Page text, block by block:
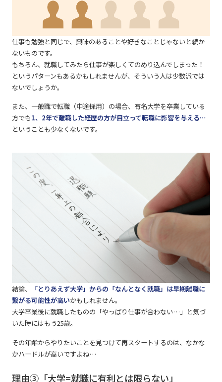
仕事も勉強と同じで、興味のあることや好きなことじゃないと続か
ないものです。
もちろん、就職してみたら仕事が楽しくてのめり込んでしまった！
というパターンもあるかもしれませんが、そういう人は少数派では
ないでしょうか。
また、一般職で転職（中途採用）の場合、有名大学を卒業している
方でも1、2年で離職した経歴の方が目立って転職に影響を与える…
ということも少なくないです。
結論、
「とりあえず大学」からの「なんとなく就職」は早期離職に
繋がる可能性が高いかもしれません。
大学卒業後に就職したものの「やっぱり仕事が合わない…」と気づ
いた時にはもう25歳。
その年齢からやりたいことを見つけて再スタートするのは、なかな
かハードルが高いですよね…
理由③「大学=就職に有利とは限らない」